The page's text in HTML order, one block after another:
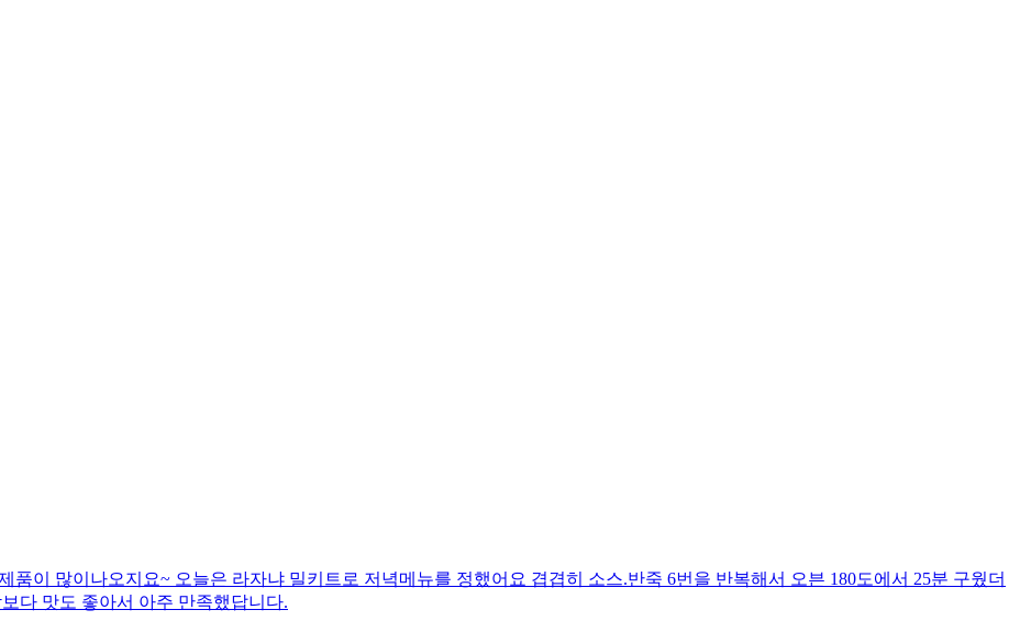
품이 많이나오지요~ 오늘은 라자냐 밀키트로 저녁메뉴를 정했어요 겹겹히 소스.반죽 6번을 반복해서 오븐 180도에서 25분 구웠더
다 맛도 좋아서 아주 만족했답니다.